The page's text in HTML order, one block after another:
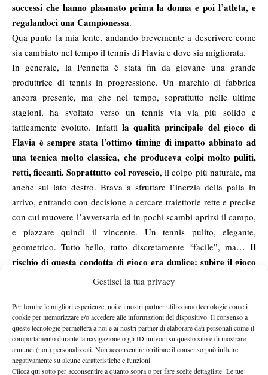
Gestisci la tua privacy
Per fornire le migliori esperienze, noi e i nostri partner utilizziamo tecnologie come i
cookie per memorizzare e/o accedere alle informazioni del dispositivo. Il consenso a
queste tecnologie permetterà a noi e ai nostri partner di elaborare dati personali come il
comportamento durante la navigazione o gli ID univoci su questo sito e di mostrare
annunci (non) personalizzati. Non acconsentire o ritirare il consenso può influire
negativamente su alcune caratteristiche e funzioni.
Clicca qui sotto per acconsentire a quanto sopra o per fare scelte dettagliate. Le tue
successi che hanno plasmato prima la donna e poi l’atleta, e
regalandoci una Campionessa.
Qua punto la mia lente, andando brevemente a descrivere come
sia cambiato nel tempo il tennis di Flavia e dove sia migliorata.
In generale, la Pennetta è stata fin da giovane una grande
produttrice di tennis in progressione. Un marchio di fabbrica
ancora presente, ma che nel tempo, soprattutto nelle ultime
stagioni, ha svoltato verso un tennis via via più solido e
tatticamente evoluto. Infatti la qualità principale del gioco di
Flavia è sempre stata l’ottimo timing di impatto abbinato ad
una tecnica molto classica, che produceva colpi molto puliti,
retti, ficcanti. Soprattutto col rovescio, il colpo più naturale, ma
anche sul lato destro. Brava a sfruttare l’inerzia della palla in
arrivo, entrando con decisione a cercare traiettorie rette e precise
con cui muovere l’avversaria ed in pochi scambi aprirsi il campo,
e piazzare quindi il vincente. Un tennis pulito, elegante,
geometrico. Tutto bello, tutto discretamente “facile”, ma… Il
rischio di questa condotta di gioco era duplice: subire il gioco
molto sporco delle rivali meno attrezzate ma più agoniste;
finivano per appoggiarsi e sfruttare la maggior potenza,
mettendo così la “Penna” a remare contro le sue stesse armi.
Ecco che Flavia, nel tempo, si è evoluta. Pur senza snaturarsi,
ha cercato ed è riuscita a costruirsi un tennis più completo,
con qualche soluzione tecnica e tattica in più, ideale a